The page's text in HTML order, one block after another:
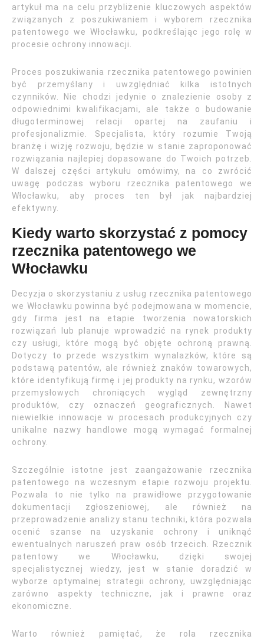
artykuł ma na celu przybliżenie kluczowych aspektów
związanych z poszukiwaniem i wyborem rzecznika
patentowego we Włocławku, podkreślając jego rolę w
procesie ochrony innowacji.
Proces poszukiwania rzecznika patentowego powinien
być przemyślany i uwzględniać kilka istotnych
czynników. Nie chodzi jedynie o znalezienie osoby z
odpowiednimi kwalifikacjami, ale także o budowanie
długoterminowej relacji opartej na zaufaniu i
profesjonalizmie. Specjalista, który rozumie Twoją
branżę i wizję rozwoju, będzie w stanie zaproponować
rozwiązania najlepiej dopasowane do Twoich potrzeb.
W dalszej części artykułu omówimy, na co zwrócić
uwagę podczas wyboru rzecznika patentowego we
Włocławku, aby proces ten był jak najbardziej
efektywny.
Kiedy warto skorzystać z pomocy
rzecznika patentowego we
Włocławku
Decyzja o skorzystaniu z usług rzecznika patentowego
we Włocławku powinna być podejmowana w momencie,
gdy firma jest na etapie tworzenia nowatorskich
rozwiązań lub planuje wprowadzić na rynek produkty
czy usługi, które mogą być objęte ochroną prawną.
Dotyczy to przede wszystkim wynalazków, które są
podstawą patentów, ale również znaków towarowych,
które identyfikują firmę i jej produkty na rynku, wzorów
przemysłowych chroniących wygląd zewnętrzny
produktów, czy oznaczeń geograficznych. Nawet
niewielkie innowacje w procesach produkcyjnych czy
unikalne nazwy handlowe mogą wymagać formalnej
ochrony.
Szczególnie istotne jest zaangażowanie rzecznika
patentowego na wczesnym etapie rozwoju projektu.
Pozwala to nie tylko na prawidłowe przygotowanie
dokumentacji zgłoszeniowej, ale również na
przeprowadzenie analizy stanu techniki, która pozwala
ocenić szanse na uzyskanie ochrony i uniknąć
ewentualnych naruszeń praw osób trzecich. Rzecznik
patentowy we Włocławku, dzięki swojej
specjalistycznej wiedzy, jest w stanie doradzić w
wyborze optymalnej strategii ochrony, uwzględniając
zarówno aspekty techniczne, jak i prawne oraz
ekonomiczne.
Warto również pamiętać, że rola rzecznika